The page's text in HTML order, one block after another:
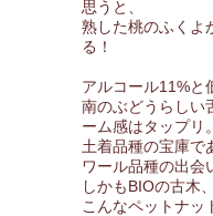
思うと、
熟した桃のふくよ
る！
アルコール11%と
南のぶどうらしい
ーム感はタップリ。
土着品種の宝庫で
ワール品種の出会
しかもBIOの古木
こんなペットナッ